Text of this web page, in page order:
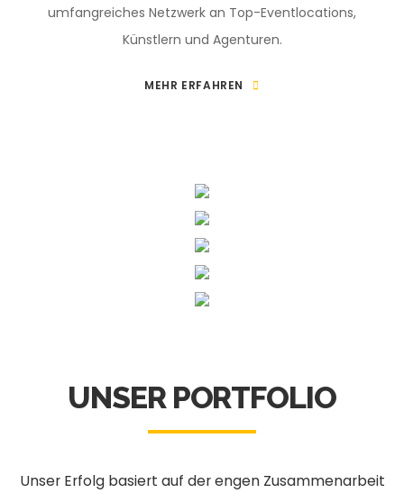
umfangreiches Netzwerk an Top-Eventlocations,
Künstlern und Agenturen.
MEHR ERFAHREN
UNSERPORTFOLIO
Unser Erfolg basiert auf der engen Zusammenarbeit